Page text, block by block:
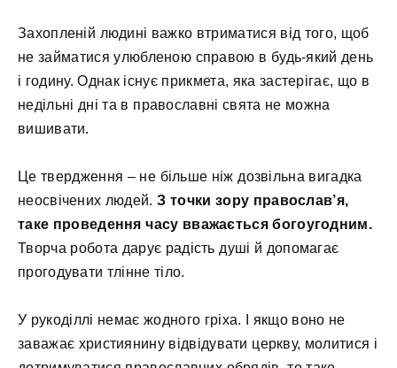
Захопленій людині важко втриматися від того, щоб
не займатися улюбленою справою в будь-який день
і годину. Однак існує прикмета, яка застерігає, що в
недільні дні та в православні свята не можна
вишивати.
Це твердження – не більше ніж дозвільна вигадка
неосвічених людей.З точки зору православ’я,
таке проведення часу вважається богоугодним.
Творча робота дарує радість душі й допомагає
прогодувати тлінне тіло.
У рукоділлі немає жодного гріха. І якщо воно не
заважає християнину відвідувати церкву, молитися і